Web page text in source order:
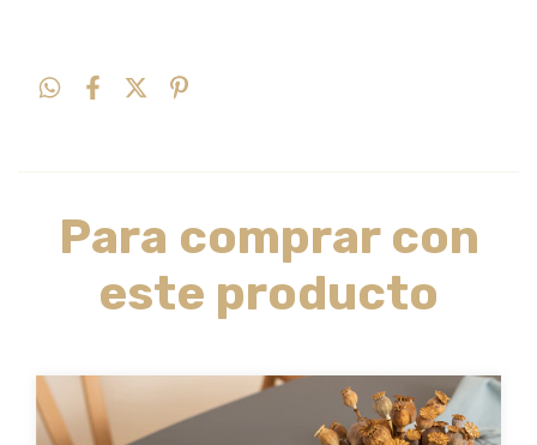
Para comprar con
este producto